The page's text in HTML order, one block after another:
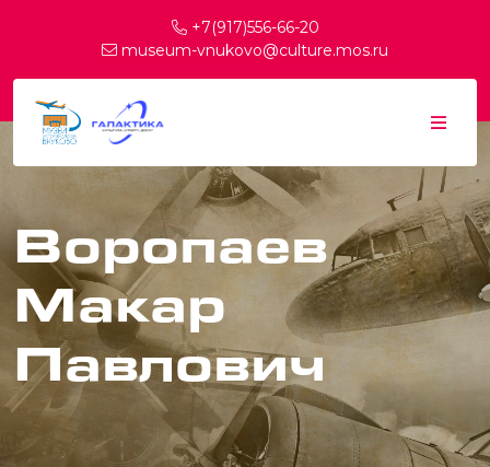
+7(917)556-66-20
museum-vnukovo@culture.mos.ru
Воропаев
Макар
Павлович